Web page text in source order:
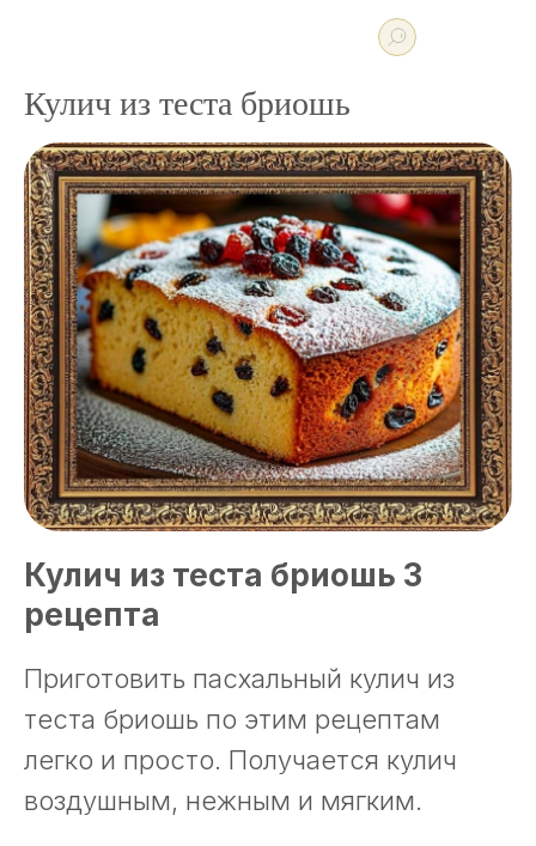
Кулич из теста бриошь
Кулич из теста бриошь 3
рецепта
Приготовить пасхальный кулич из
теста бриошь по этим рецептам
легко и просто. Получается кулич
воздушным, нежным и мягким.